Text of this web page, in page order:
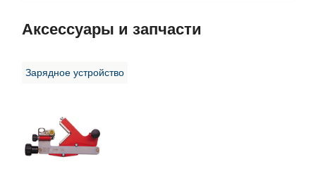
Аксессуары и запчасти
Зарядное устройство